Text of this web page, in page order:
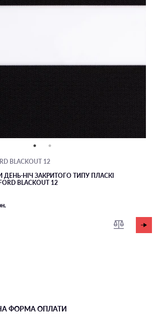
BLACKOUT 12
ДЕНЬ-НІЧ ЗАКРИТОГО ТИПУ ПЛАСКІ
BLACKOUT 12
ФОРМА ОПЛАТИ